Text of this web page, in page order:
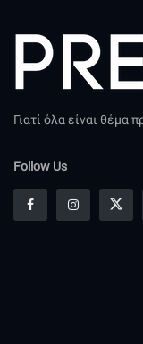
Γιατί όλα είναι θέμα
Follow Us